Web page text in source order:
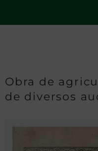
Obra de
de diversos